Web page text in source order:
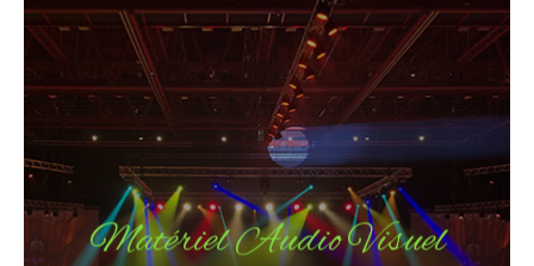
Matériel Audio Visuel